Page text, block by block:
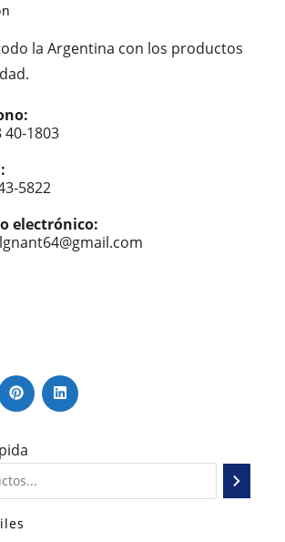
la Argentina con los productos
40-1803
5822
electrónico: